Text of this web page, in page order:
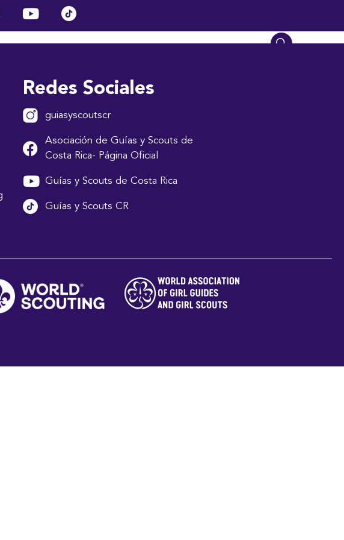
Transparencia Directorio Obituario Contáctanos
Redes Sociales
guiasyscoutscr
Asociación de Guías y Scouts de
Costa Rica- Página Oficial
Guías y Scouts de Costa Rica
Guías y Scouts CR